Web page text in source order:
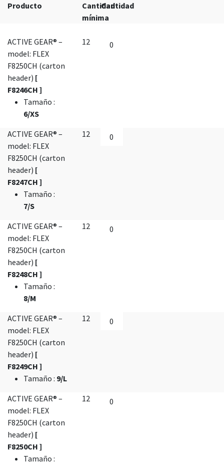
Producto
Cantidad
mínima
Cantidad
ACTIVE GEAR® –
model: FLEX
F8250CH (carton
header) [
F8246CH ]
Tamaño :
6/XS
12
ACTIVE GEAR® –
model: FLEX
F8250CH (carton
header) [
F8247CH ]
Tamaño :
7/S
12
ACTIVE GEAR® –
model: FLEX
F8250CH (carton
header) [
F8248CH ]
Tamaño :
8/M
12
ACTIVE GEAR® –
model: FLEX
F8250CH (carton
header) [
F8249CH ]
Tamaño : 9/L
12
ACTIVE GEAR® –
model: FLEX
F8250CH (carton
header) [
F8250CH ]
Tamaño :
12